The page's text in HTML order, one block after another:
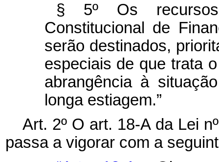
§ 5º Os
Constitucional de
serão destinados,
especiais de que trata
abrangência à
longa estiagem.”
Art. 2º O art. 18-A da Lei
passa a vigorar com a